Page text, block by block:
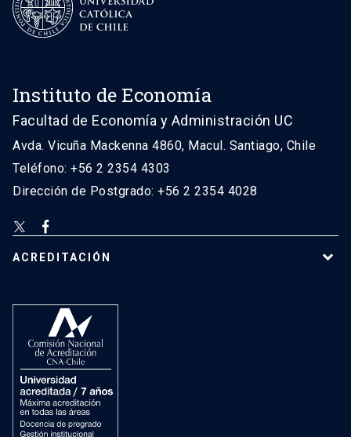
Instituto de Economía
Facultad de Economía y Administración UC
Avda. Vicuña Mackenna 4860, Macul. Santiago, Chile
Teléfono: +56 2 2354 4303
Dirección de Postgrado: +56 2 2354 4028
ACREDITACIÓN